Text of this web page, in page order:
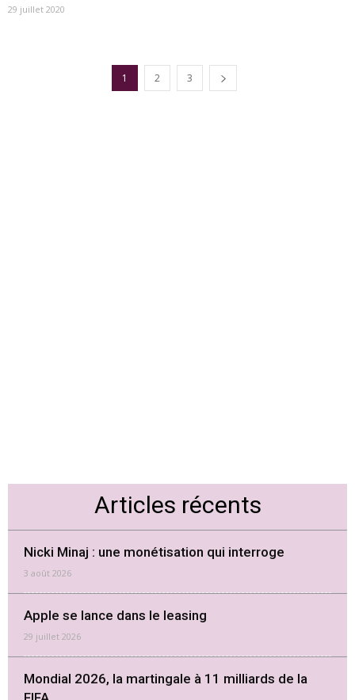
29 juillet 2020
1 2 3
Articles récents
Nicki Minaj : une monétisation qui interroge
3 août 2026
Apple se lance dans le leasing
29 juillet 2026
Mondial 2026, la martingale à 11 milliards de la